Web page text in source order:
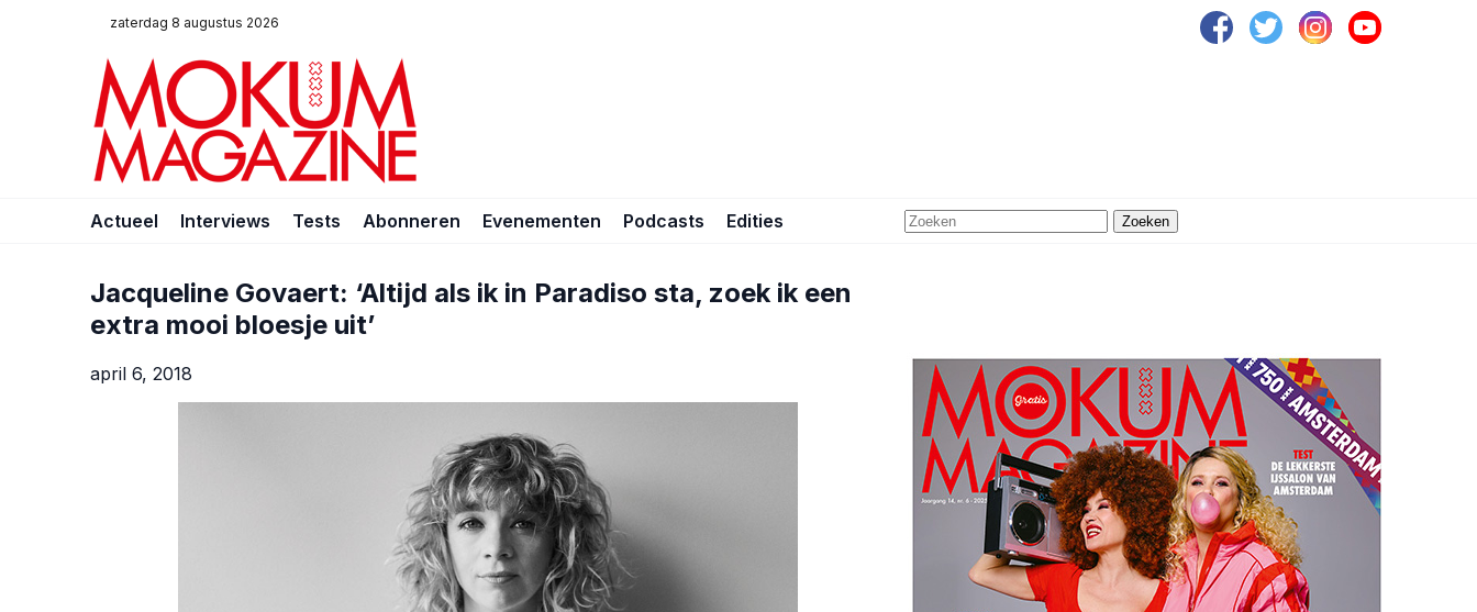
zaterdag 8 augustus 2026
Actueel Interviews Tests Abonneren Evenementen Podcasts Edities Zoeken
Jacqueline Govaert: ‘Altijd als ik in Paradiso sta, zoek ik een
extra mooi bloesje uit’
april 6, 2018